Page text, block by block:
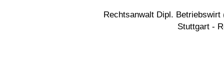
Rechtsanwalt Dipl.
Stuttgart -